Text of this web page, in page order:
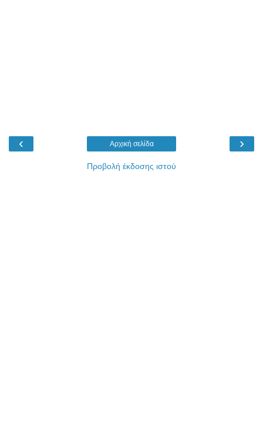
‹ ›
Αρχική σελίδα
Προβολή έκδοσης ιστού